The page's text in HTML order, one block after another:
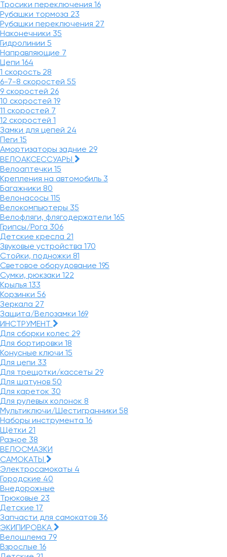
Тросики переключения 16
Рубашки тормоза 23
Рубашки переключения 27
Наконечники 35
Гидролинии 5
Направляющие 7
Цепи 164
1 скорость 28
6-7-8 скоростей 55
9 скоростей 26
10 скоростей 19
11 скоростей 7
12 скоростей 1
Замки для цепей 24
Пеги 15
Амортизаторы задние 29
ВЕЛОАКСЕССУАРЫ
Велоаптечки 15
Крепления на автомобиль 3
Багажники 80
Велонасосы 115
Велокомпьютеры 35
Велофляги, флягодержатели 165
Грипсы/Рога 306
Детские кресла 21
Звуковые устройства 170
Стойки, подножки 81
Световое оборудование 195
Сумки, рюкзаки 122
Крылья 133
Корзинки 56
Зеркала 27
Защита/Велозамки 169
ИНСТРУМЕНТ
Для сборки колес 29
Для бортировки 18
Конусные ключи 15
Для цепи 33
Для трещотки/кассеты 29
Для шатунов 50
Для кареток 30
Для рулевых колонок 8
Мультиключи/Шестигранники 58
Наборы инструмента 16
Щётки 21
Разное 38
ВЕЛОСМАЗКИ
САМОКАТЫ
Электросамокаты 4
Городские 40
Внедорожные
Трюковые 23
Детские 17
Запчасти для самокатов 36
ЭКИПИРОВКА
Велошлема 79
Взрослые 16